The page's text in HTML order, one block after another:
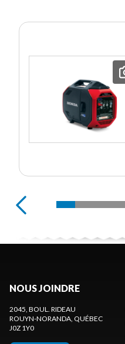
NOUS JOINDRE
2045, BOUL. RIDEAU
ROUYN-NORANDA, QUÉBEC
J0Z 1Y0